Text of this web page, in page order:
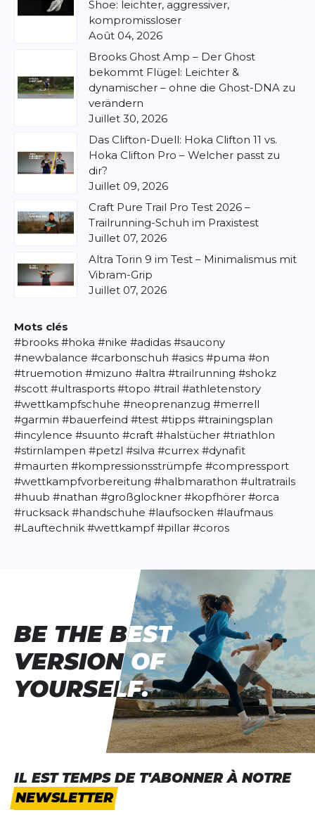
Shoe: leichter, aggressiver,
kompromissloser
Août 04, 2026
Brooks Ghost Amp – Der Ghost
bekommt Flügel: Leichter &
dynamischer – ohne die Ghost-DNA zu
verändern
Juillet 30, 2026
Das Clifton-Duell: Hoka Clifton 11 vs.
Hoka Clifton Pro – Welcher passt zu
dir?
Juillet 09, 2026
Craft Pure Trail Pro Test 2026 –
Trailrunning-Schuh im Praxistest
Juillet 07, 2026
Altra Torin 9 im Test – Minimalismus mit
Vibram-Grip
Juillet 07, 2026
Mots clés
#brooks #hoka #nike #adidas #saucony
#newbalance #carbonschuh #asics #puma #on
#truemotion #mizuno #altra #trailrunning #shokz
#scott #ultrasports #topo #trail #athletenstory
#wettkampfschuhe #neoprenanzug #merrell
#garmin #bauerfeind #test #tipps #trainingsplan
#incylence #suunto #craft #halstücher #triathlon
#stirnlampen #petzl #silva #currex #dynafit
#maurten #kompressionsstrümpfe #compressport
#wettkampfvorbereitung #halbmarathon #ultratrails
#huub #nathan #großglockner #kopfhörer #orca
#rucksack #handschuhe #laufsocken #laufmaus
#Lauftechnik #wettkampf#pillar #coros
IL EST TEMPS DE T'ABONNER À NOTRE
NEWSLETTER
BE THE BEST
VERSION OF
YOURSELF.
BE THE BEST
VERSION OF
YOURSELF.